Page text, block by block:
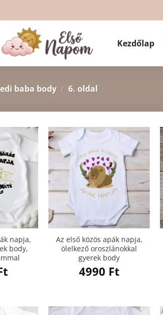
Kezdőlap
baba body / 6. oldal
napja,
body,
Az első közös apák napja,
ölelkező oroszlánokkal
gyerek body
4990 Ft